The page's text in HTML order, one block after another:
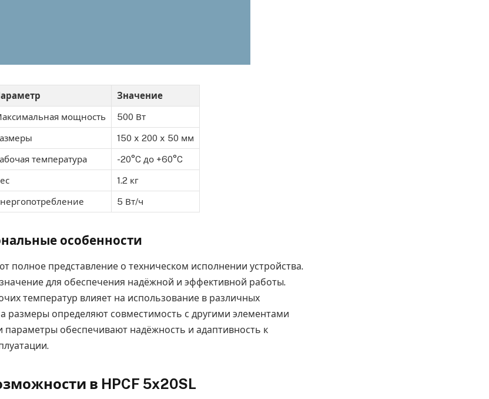
Значение
мощность 500 Вт
150 x 200 x 50 мм
температура -20°C до +60°C
1.2 кг
5 Вт/ч
особенности
полное представление о техническом исполнении устройства.
для обеспечения надёжной и эффективной работы.
температур влияет на использование в различных
а размеры определяют совместимость с другими элементами
параметры обеспечивают надёжность и адаптивность к
в HPCF 5x20SL